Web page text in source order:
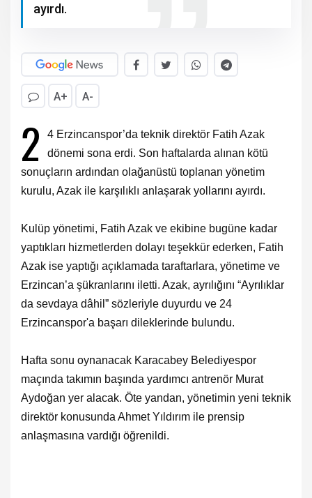
ayırdı.
A+ A-
2
4 Erzincanspor’da teknik direktör Fatih Azak
dönemi sona erdi. Son haftalarda alınan kötü
sonuçların ardından olağanüstü toplanan yönetim
kurulu, Azak ile karşılıklı anlaşarak yollarını ayırdı.
Kulüp yönetimi, Fatih Azak ve ekibine bugüne kadar
yaptıkları hizmetlerden dolayı teşekkür ederken, Fatih
Azak ise yaptığı açıklamada taraftarlara, yönetime ve
Erzincan’a şükranlarını iletti. Azak, ayrılığını “Ayrılıklar
da sevdaya dâhil” sözleriyle duyurdu ve 24
Erzincanspor'a başarı dileklerinde bulundu.
Hafta sonu oynanacak Karacabey Belediyespor
maçında takımın başında yardımcı antrenör Murat
Aydoğan yer alacak. Öte yandan, yönetimin yeni teknik
direktör konusunda Ahmet Yıldırım ile prensip
anlaşmasına vardığı öğrenildi.